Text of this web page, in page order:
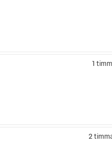
1
2